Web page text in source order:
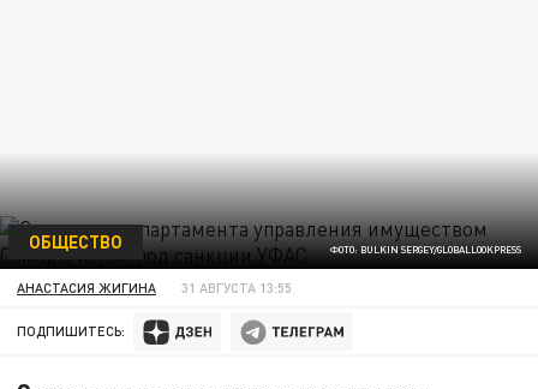
ФОТО: BULKIN SERGEY/GLOBALLOOKPRESS
ОБЩЕСТВО
АНАСТАСИЯ ЖИГИНА 31 АВГУСТА 13:55
ПОДПИШИТЕСЬ: